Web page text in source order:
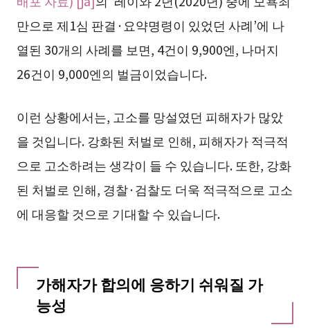
만으로 제1심 판결·요약명령이 있었던 사례’에 나
열된 30개의 사례를 보면, 4건이 9,900엔, 나머지
26건이 9,000엔의 벌금이었습니다.
이런 상황에서는, 고소를 망설였던 피해자가 많았
을 것입니다. 강화된 처벌로 인해, 피해자가 적극적
으로 고소하려는 생각이 들 수 있습니다. 또한, 강화
된 처벌로 인해, 경찰·검찰도 더욱 적극적으로 고소
에 대응할 것으로 기대할 수 있습니다.
가해자가 합의에 응하기 쉬워질 가
능성